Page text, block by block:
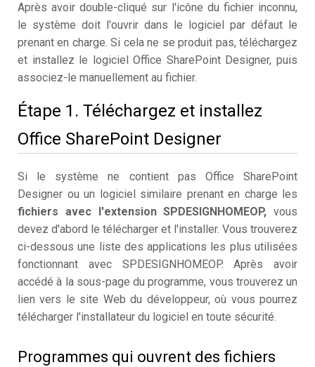
Après avoir double-cliqué sur l'icône du fichier inconnu,
le système doit l'ouvrir dans le logiciel par défaut le
prenant en charge. Si cela ne se produit pas, téléchargez
et installez le logiciel Office SharePoint Designer, puis
associez-le manuellement au fichier.
Étape 1. Téléchargez et installez
Office SharePoint Designer
Si le système ne contient pas Office SharePoint
Designer ou un logiciel similaire prenant en charge les
fichiers avec l'extension SPDESIGNHOMEOP, vous
devez d'abord le télécharger et l'installer. Vous trouverez
ci-dessous une liste des applications les plus utilisées
fonctionnant avec SPDESIGNHOMEOP. Après avoir
accédé à la sous-page du programme, vous trouverez un
lien vers le site Web du développeur, où vous pourrez
télécharger l'installateur du logiciel en toute sécurité.
Programmes qui ouvrent des fichiers